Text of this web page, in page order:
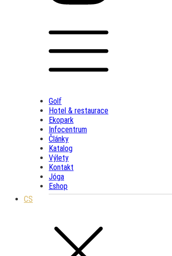
Golf
Hotel & restaurace
Ekopark
Infocentrum
Články
Katalog
Výlety
Kontakt
Jóga
Eshop
CS